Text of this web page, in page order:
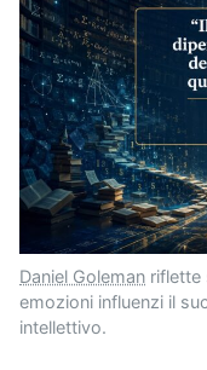
Daniel Goleman riflette
emozioni influenzi il
intellettivo.